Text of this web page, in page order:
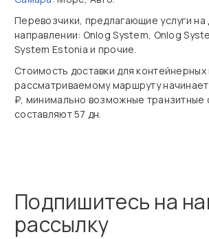
Перевозчики, предлагающие услуги на
направлении: Onlog System, Onlog
System Estonia и прочие.
Стоимость доставки для контейнерных
рассматриваемому маршруту
₽, минимально возможные транзитные
составляют 57 дн.
Подпишитесь на
рассылку